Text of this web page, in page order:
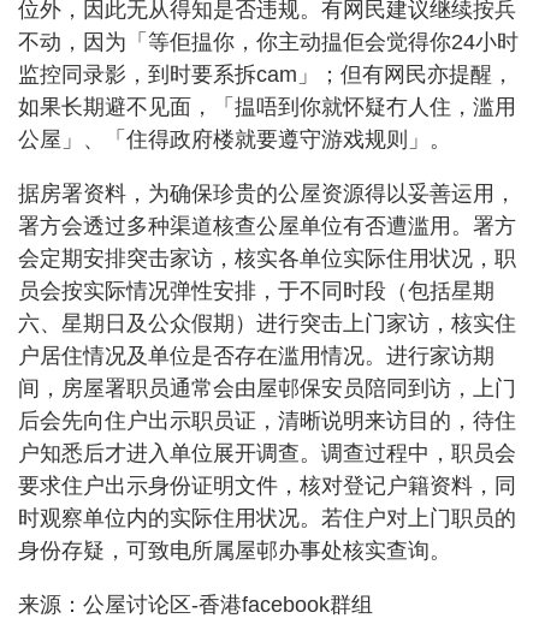
位外，因此无从得知是否违规。有网民建议继续按兵
不动，因为「等佢揾你，你主动揾佢会觉得你24小时
监控同录影，到时要系拆cam」；但有网民亦提醒，
如果长期避不见面，「揾唔到你就怀疑冇人住，滥用
公屋」、「住得政府楼就要遵守游戏规则」。
据房署资料，为确保珍贵的公屋资源得以妥善运用，
署方会透过多种渠道核查公屋单位有否遭滥用。署方
会定期安排突击家访，核实各单位实际住用状况，职
员会按实际情况弹性安排，于不同时段（包括星期
六、星期日及公众假期）进行突击上门家访，核实住
户居住情况及单位是否存在滥用情况。进行家访期
间，房屋署职员通常会由屋邨保安员陪同到访，上门
后会先向住户出示职员证，清晰说明来访目的，待住
户知悉后才进入单位展开调查。调查过程中，职员会
要求住户出示身份证明文件，核对登记户籍资料，同
时观察单位内的实际住用状况。若住户对上门职员的
身份存疑，可致电所属屋邨办事处核实查询。
来源：公屋讨论区-香港facebook群组